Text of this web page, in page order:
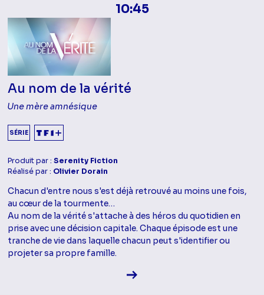
10:45
Au nom de la vérité
Une mère amnésique
SÉRIE
Produit par :Serenity Fiction
Réalisé par : Olivier Dorain
Chacun d'entre nous s'est déjà retrouvé au moins une fois,
au cœur de la tourmente…
Au nom de la vérité s'attache à des héros du quotidien en
prise avec une décision capitale. Chaque épisode est une
tranche de vie dans laquelle chacun peut s'identifier ou
projeter sa propre famille.
Voir la fiche diffusion